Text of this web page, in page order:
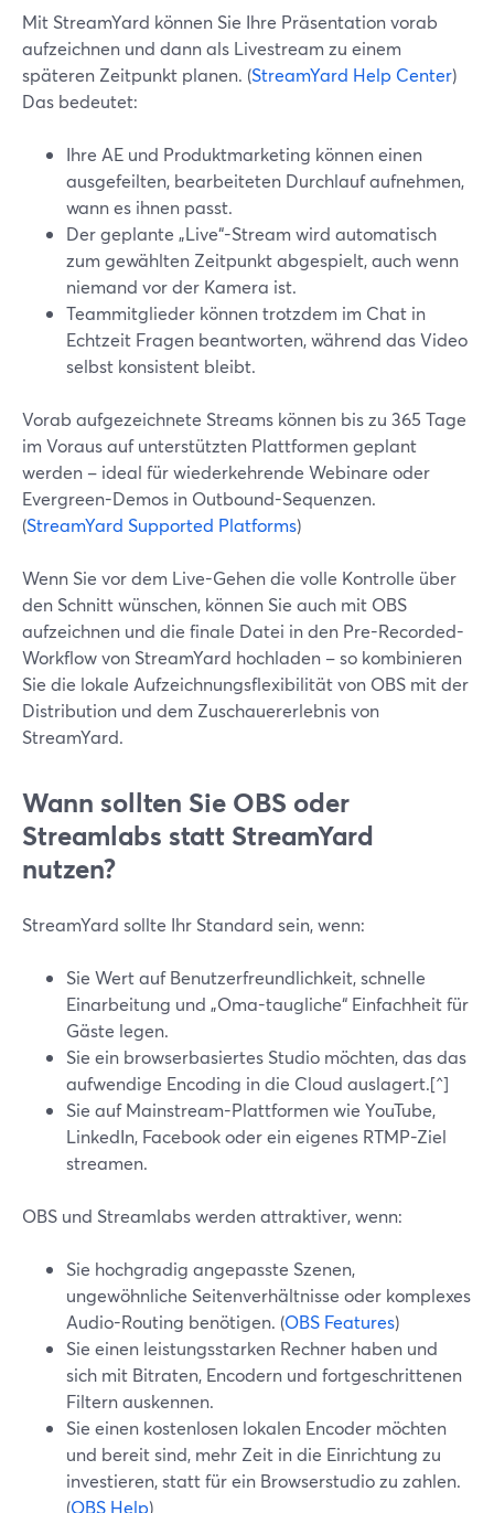
Mit StreamYard können Sie Ihre Präsentation vorab
aufzeichnen und dann als Livestream zu einem
späteren Zeitpunkt planen. (StreamYard Help Center)
Das bedeutet:
Ihre AE und Produktmarketing können einen
ausgefeilten, bearbeiteten Durchlauf aufnehmen,
wann es ihnen passt.
Der geplante „Live“-Stream wird automatisch
zum gewählten Zeitpunkt abgespielt, auch wenn
niemand vor der Kamera ist.
Teammitglieder können trotzdem im Chat in
Echtzeit Fragen beantworten, während das Video
selbst konsistent bleibt.
Vorab aufgezeichnete Streams können bis zu 365 Tage
im Voraus auf unterstützten Plattformen geplant
werden – ideal für wiederkehrende Webinare oder
Evergreen-Demos in Outbound-Sequenzen.
(StreamYard Supported Platforms)
Wenn Sie vor dem Live-Gehen die volle Kontrolle über
den Schnitt wünschen, können Sie auch mit OBS
aufzeichnen und die finale Datei in den Pre-Recorded-
Workflow von StreamYard hochladen – so kombinieren
Sie die lokale Aufzeichnungsflexibilität von OBS mit der
Distribution und dem Zuschauererlebnis von
StreamYard.
Wann sollten Sie OBS oder
Streamlabs statt StreamYard
nutzen?
StreamYard sollte Ihr Standard sein, wenn:
Sie Wert auf Benutzerfreundlichkeit, schnelle
Einarbeitung und „Oma-taugliche“ Einfachheit für
Gäste legen.
Sie ein browserbasiertes Studio möchten, das das
aufwendige Encoding in die Cloud auslagert.[^]
Sie auf Mainstream-Plattformen wie YouTube,
LinkedIn, Facebook oder ein eigenes RTMP-Ziel
streamen.
OBS und Streamlabs werden attraktiver, wenn:
Sie hochgradig angepasste Szenen,
ungewöhnliche Seitenverhältnisse oder komplexes
Audio-Routing benötigen. (OBS Features)
Sie einen leistungsstarken Rechner haben und
sich mit Bitraten, Encodern und fortgeschrittenen
Filtern auskennen.
Sie einen kostenlosen lokalen Encoder möchten
und bereit sind, mehr Zeit in die Einrichtung zu
investieren, statt für ein Browserstudio zu zahlen.
(OBS Help)